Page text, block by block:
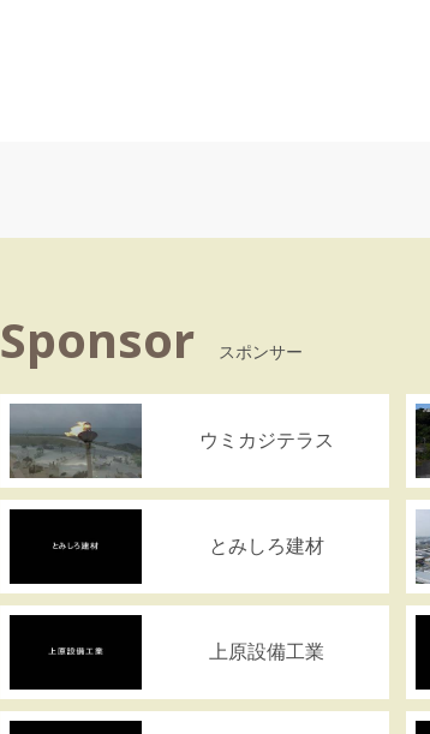
Sponsor スポンサー
ウミカジテラス
とみしろ建材
上原設備工業